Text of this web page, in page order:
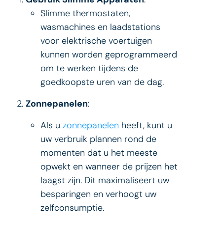
Slimme thermostaten,
wasmachines en laadstations
voor elektrische voertuigen
kunnen worden geprogrammeerd
om te werken tijdens de
goedkoopste uren van de dag.
Zonnepanelen:
Als uzonnepanelen heeft, kunt u
uw verbruik plannen rond de
momenten dat u het meeste
opwekt en wanneer de prijzen het
laagst zijn. Dit maximaliseert uw
besparingen en verhoogt uw
zelfconsumptie.